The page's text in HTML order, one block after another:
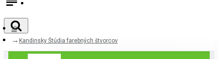
Všetky
Kandinsky Štúdia farebných štvorcov